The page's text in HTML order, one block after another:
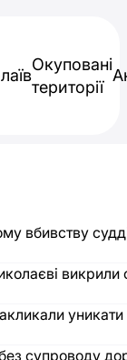
Окуповані
території
вбивству
викрили
супроводу